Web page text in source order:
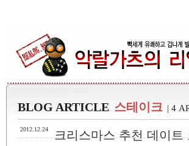
BLOG ARTICLE 스테이크 | 4
2012.12.24
크리스마스 추천 데이